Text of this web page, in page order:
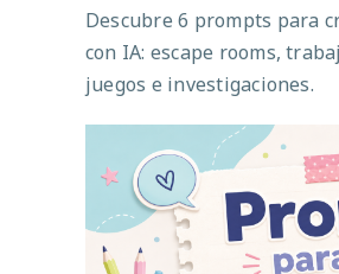
Descubre 6 prompts para
con IA: escape rooms,
juegos e investigaciones.